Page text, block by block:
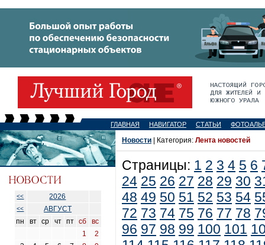
ГЛАВНАЯ НАВИГАТОР СТАТЬИ
<< 2026
<<
АВГУСТ
пн
вт ср чт пт сб
вс
1
2
Новости | Категория: Лента новостей
Страницы: 1 2 3 4 5 6
24 25 26 27 28 29 30
48 49 50 51 52 53 54
72 73 74 75 76 77 78
96 97 98 99 100 101